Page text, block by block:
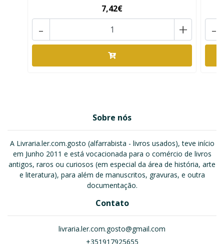
7,42€
+
- -
Sobre nós
A Livraria.ler.com.gosto (alfarrabista - livros usados), teve início
em Junho 2011 e está vocacionada para o comércio de livros
antigos, raros ou curiosos (em especial da área de história, arte
e literatura), para além de manuscritos, gravuras, e outra
documentação.
Contato
livraria.ler.com.gosto@gmail.com
+351917925655